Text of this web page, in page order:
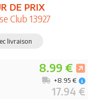
DE PRIX
Club 13927
livraison
8.99 €
17.94 €
+8.95 €